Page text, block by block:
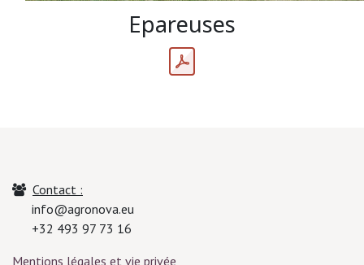
Epareuses
Contact :
info@agronova.eu
+32 493 97 73 16
Mentions légales et vie privée